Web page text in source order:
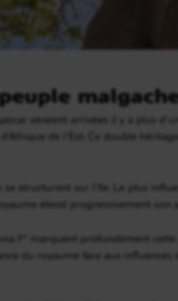
seraient arrivées il y a plus
de l’Est. Ce double
structurent sur l’île. Le plus
étend progressivement
Iᵉʳ marquent profondément
du royaume face aux influences